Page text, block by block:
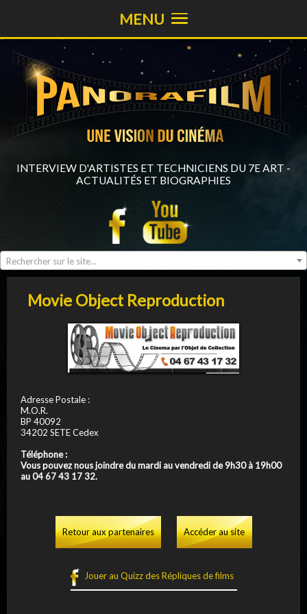
INTERVIEW D'ARTISTES ET TECHNICIENS DU 7E ART -
ACTUALITÉS ET BIOGRAPHIES
Rechercher sur le site...
MENU
Movie Object Reproduction
Adresse Postale :
M.O.R.
BP 40092
34202 SETE Cedex
Téléphone :
Vous pouvez nous joindre du mardi au vendredi de 9h30 à 19h00
au 04 67 43 17 32.
Retour aux partenaires Accéder au site
Jouer au Quizz des Répliques de films